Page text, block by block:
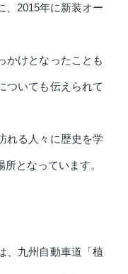
、2015年に新装オー
かけとなったことも
ついても伝えられて
れる人々に歴史を学
となっています。
、九州自動車道「植